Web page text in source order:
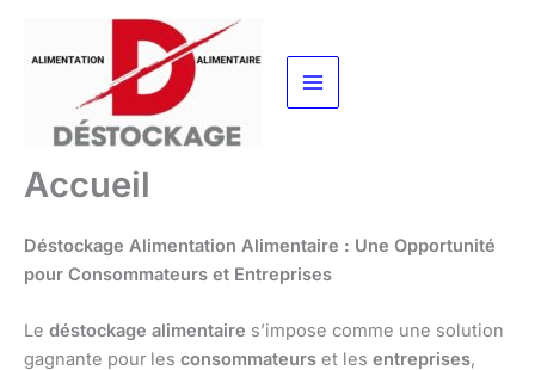
contenu
Accueil
Déstockage Alimentation Alimentaire : Une Opportunité
pour Consommateurs et Entreprises
Le déstockage alimentaire s’impose comme une solution
gagnante pour les consommateurs et les entreprises,